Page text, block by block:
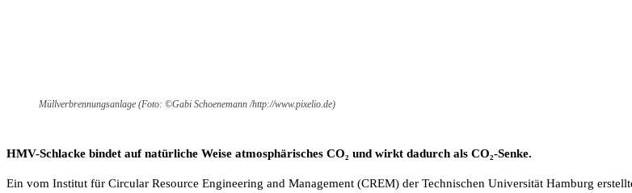
Müllverbrennungsanlage (Foto: ©Gabi Schoenemann /http://www.pixelio.de)
HMV-Schlacke bindet auf natürliche Weise atmosphärisches CO₂ und wirkt dadurch als CO₂-Senke.
Ein vom Institut für Circular Resource Engineering and Management (CREM) der Technischen Universität Hamburg